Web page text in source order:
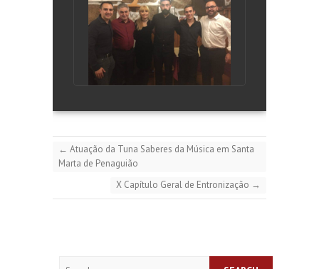
← Atuação da Tuna Saberes da Música em Santa
Marta de Penaguião
X Capítulo Geral de Entronização →